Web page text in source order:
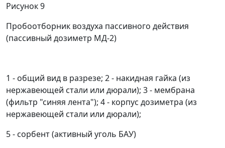
Рисунок 9
Пробоотборник воздуха пассивного действия
(пассивный дозиметр МД-2)
1 - общий вид в разрезе; 2- накидная гайка (из
нержавеющей стали или дюрали); 3- мембрана
(фильтр "синяя лента"); 4- корпус дозиметра (из
нержавеющей стали или дюрали);
5- сорбент (активный уголь БАУ)